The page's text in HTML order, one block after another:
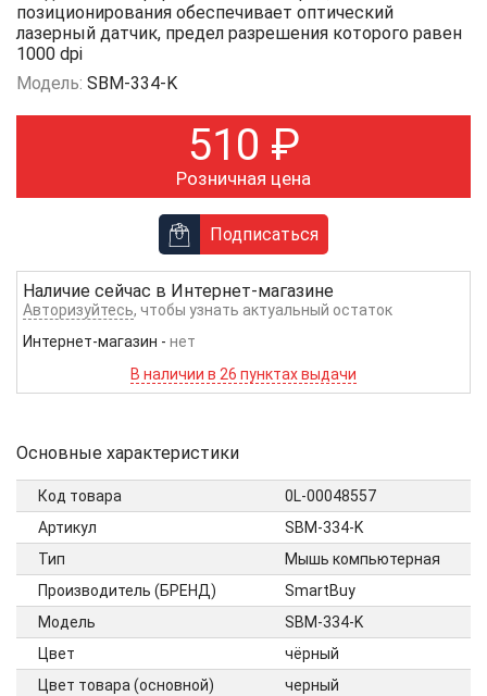
позиционирования обеспечивает оптический
лазерный датчик, предел разрешения которого равен
1000 dpi
Модель: SBM-334-K
510 ₽
Розничная цена
Подписаться
Наличие сейчас в Интернет-магазине
Авторизуйтесь, чтобы узнать актуальный остаток
Интернет-магазин - нет
В наличии в 26 пунктах выдачи
Основные характеристики
Код товара
0L-00048557
Артикул
SBM-334-K
Тип
Мышь компьютерная
Производитель (БРЕНД)
SmartBuy
Модель
SBM-334-K
Цвет
чёрный
Цвет товара (основной)
черный